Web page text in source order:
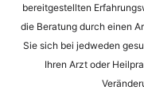
bereitgestellten
die Beratung durch einen
Sie sich bei jedweden
Ihren Arzt oder